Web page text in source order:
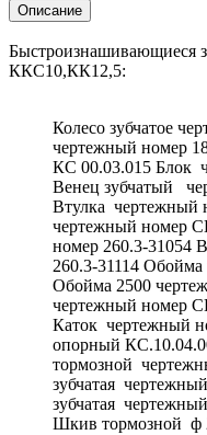
Описание
Быстроизнашивающиеся
ККС10,КК12,5:
Колесо зубчатое
чертежный номер
КС 00.03.015 Блок
Венец зубчатый
Втулка чертежный
чертежный номер
номер 260.3-31054
260.3-31114
Обойма 2500
чертежный номер
Каток чертежный
опорный
тормозной
зубчатая
зубчатая
Шкив тормозной ф